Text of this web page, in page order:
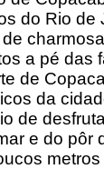
do Rio de
a pé das
de
da
de
e do pôr